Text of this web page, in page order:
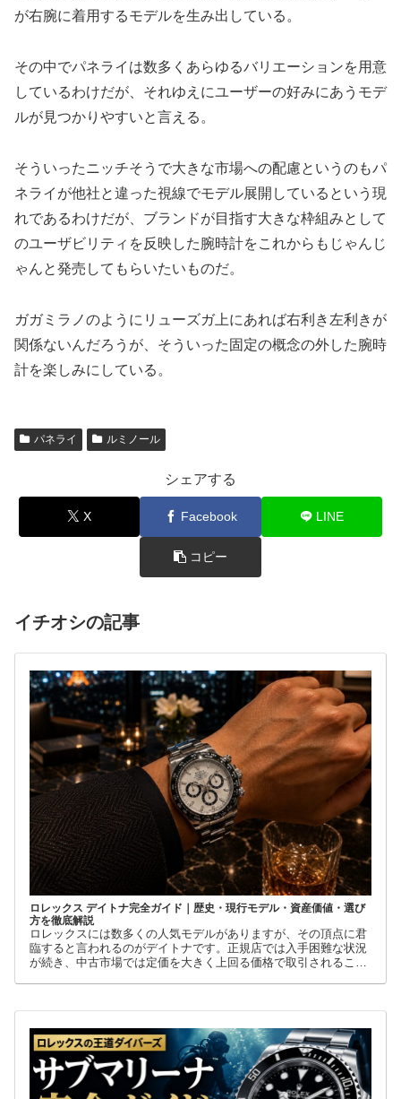
が右腕に着用するモデルを生み出している。
その中でパネライは数多くあらゆるバリエーションを用意
しているわけだが、それゆえにユーザーの好みにあうモデ
ルが見つかりやすいと言える。
そういったニッチそうで大きな市場への配慮というのもパ
ネライが他社と違った視線でモデル展開しているという現
れであるわけだが、ブランドが目指す大きな枠組みとして
のユーザビリティを反映した腕時計をこれからもじゃんじ
ゃんと発売してもらいたいものだ。
ガガミラノのようにリューズガ上にあれば右利き左利きが
関係ないんだろうが、そういった固定の概念の外した腕時
計を楽しみにしている。
パネライ ルミノール
シェアする
X Facebook LINE
コピー
イチオシの記事
ロレックス デイトナ完全ガイド｜歴史・現行モデル・資産価値・選び
方を徹底解説
ロレックスには数多くの人気モデルがありますが、その頂点に君
臨すると言われるのがデイトナです。正規店では入手困難な状況
が続き、中古市場では定価を大きく上回る価格で取引されること